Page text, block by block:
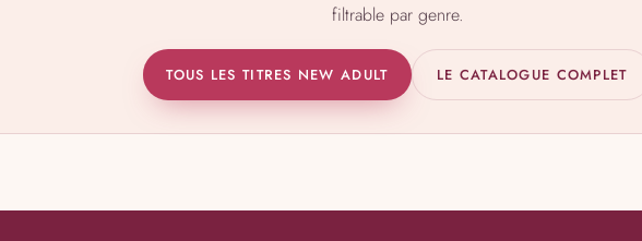
filtrable par genre.
TOUS LES TITRES NEW ADULT LE CATALOGUE COMPLET